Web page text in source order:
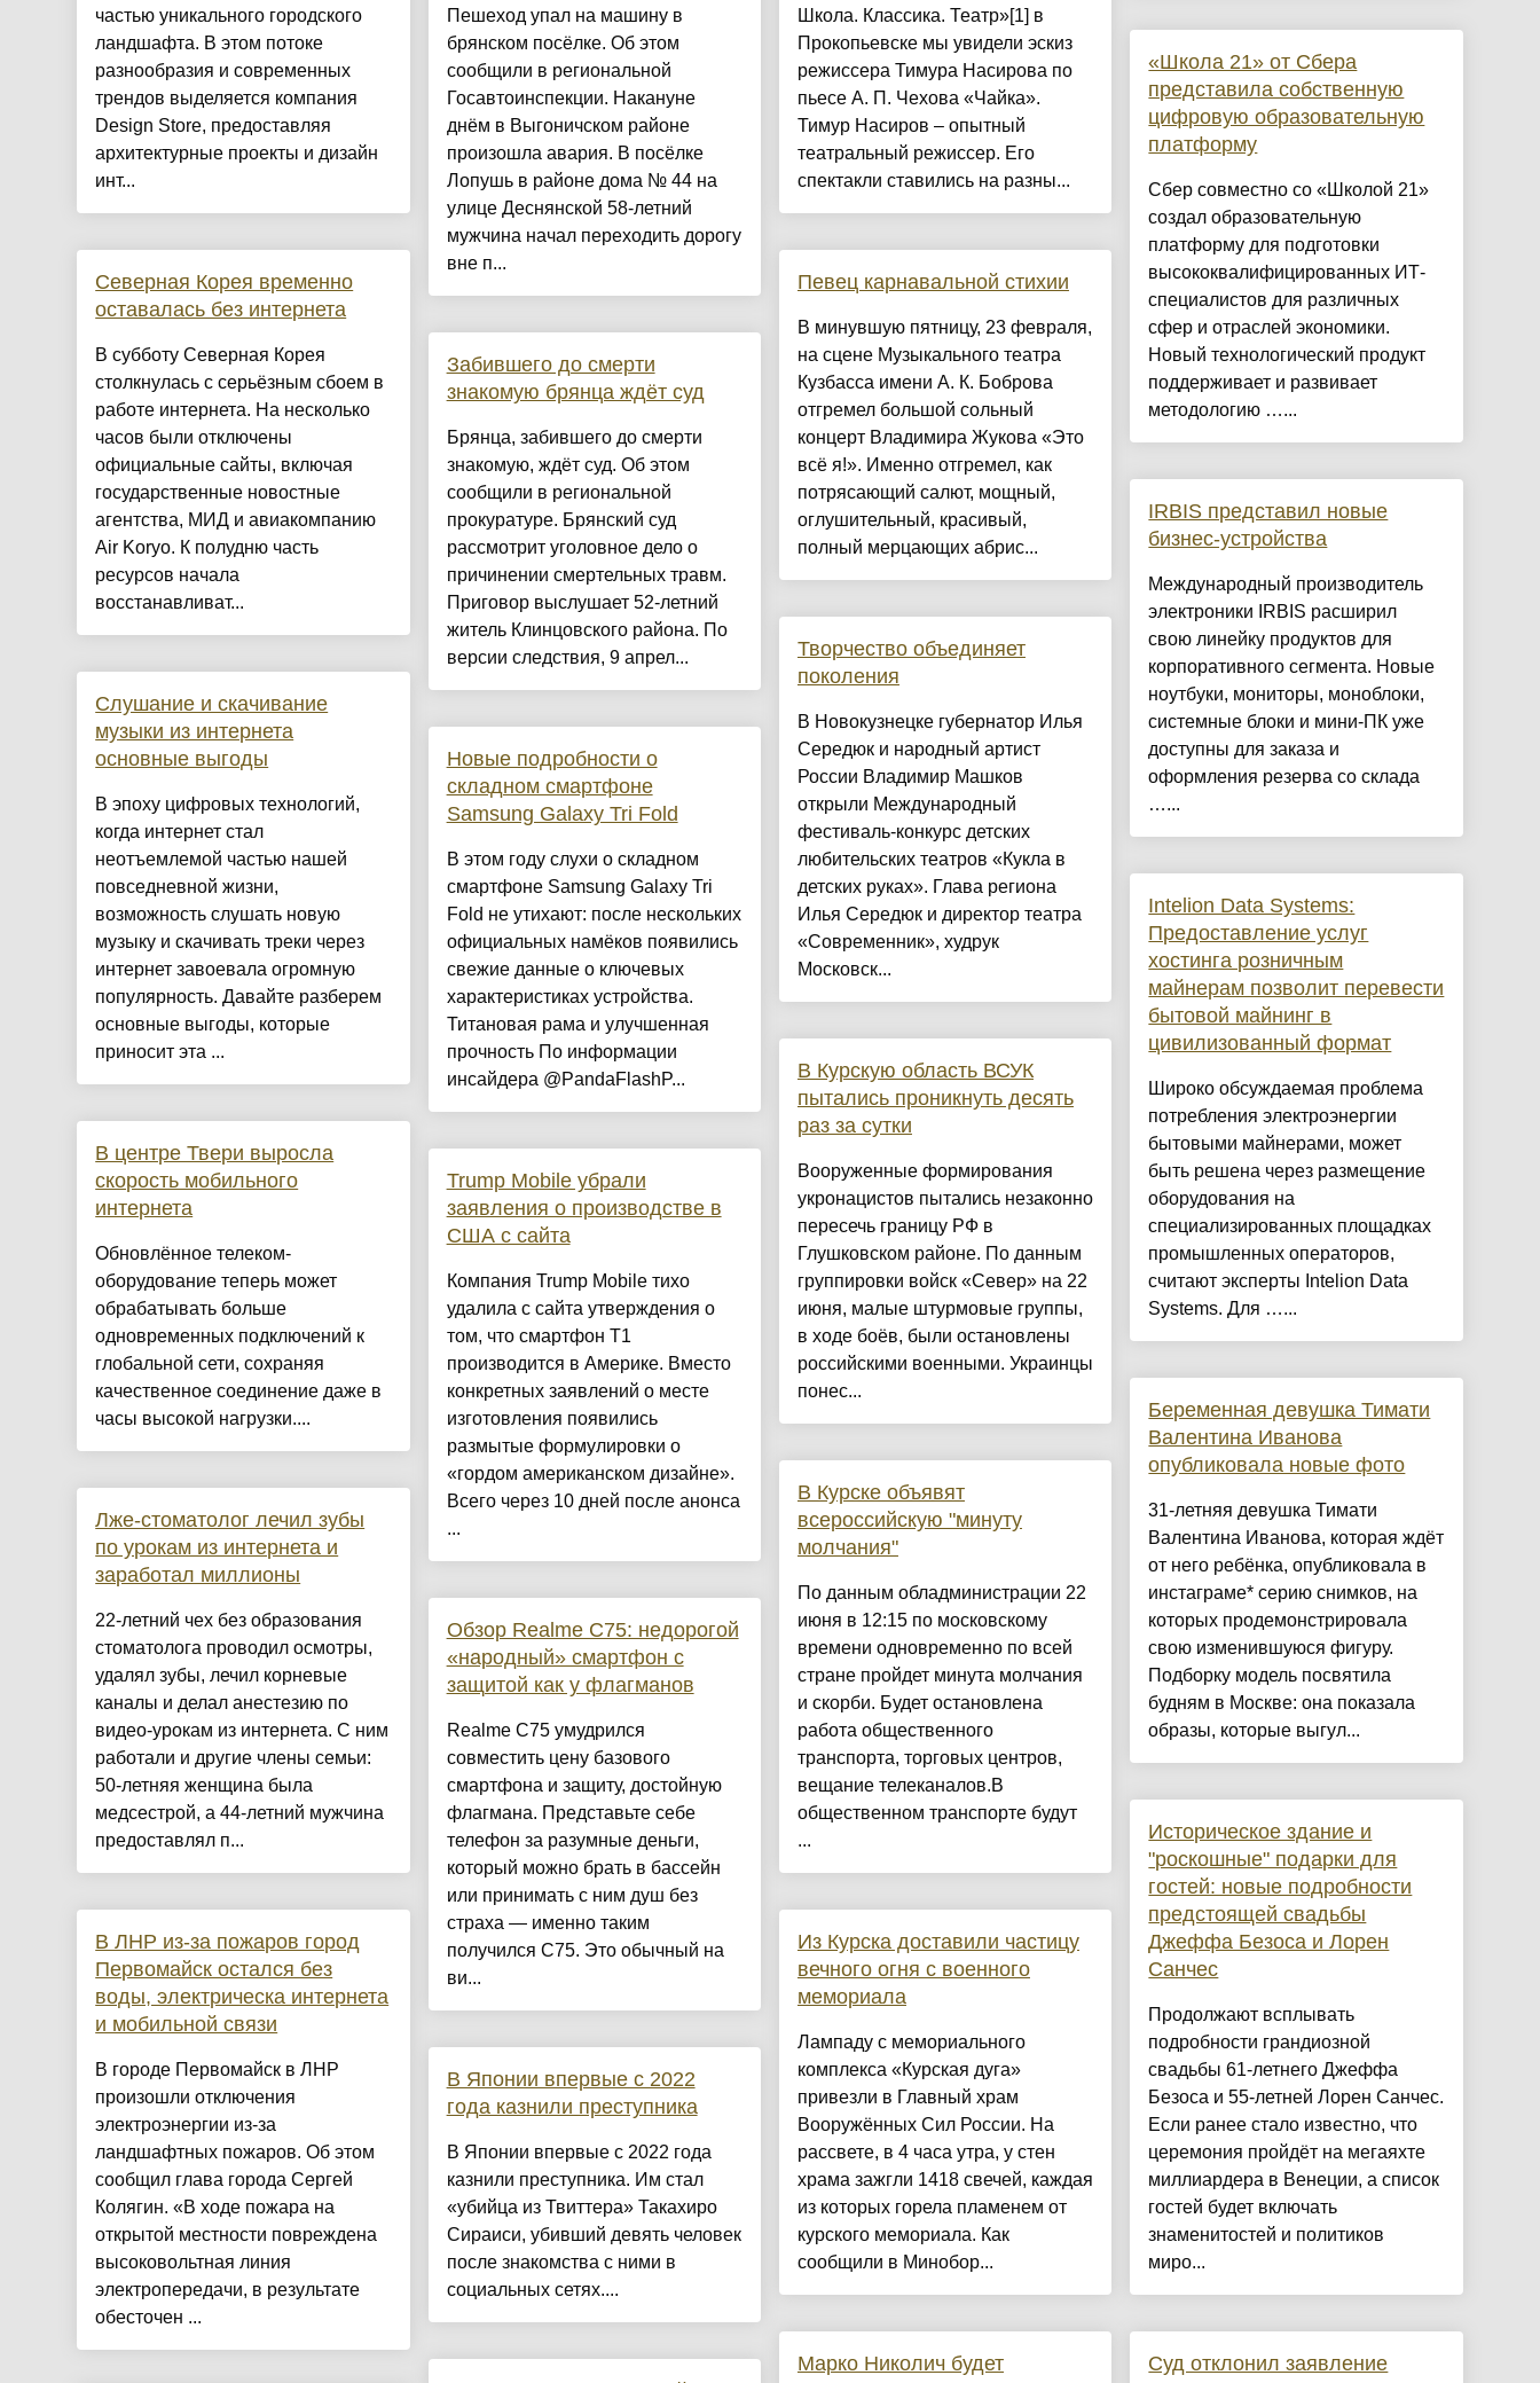
частью уникального городского
ландшафта. В этом потоке
разнообразия и современных
трендов выделяется компания
Design Store, предоставляя
архитектурные проекты и дизайн
инт...
Северная Корея временно
оставалась без интернета
В субботу Северная Корея
столкнулась с серьёзным сбоем в
работе интернета. На несколько
часов были отключены
официальные сайты, включая
государственные новостные
агентства, МИД и авиакомпанию
Air Koryo. К полудню часть
ресурсов начала
восстанавливат...
Слушание и скачивание
музыки из интернета
основные выгоды
В эпоху цифровых технологий,
когда интернет стал
неотъемлемой частью нашей
повседневной жизни,
возможность слушать новую
музыку и скачивать треки через
интернет завоевала огромную
популярность. Давайте разберем
основные выгоды, которые
приносит эта ...
В центре Твери выросла
скорость мобильного
интернета
Обновлённое телеком-
оборудование теперь может
обрабатывать больше
одновременных подключений к
глобальной сети, сохраняя
качественное соединение даже в
часы высокой нагрузки....
Лже-стоматолог лечил зубы
по урокам из интернета и
заработал миллионы
22-летний чех без образования
стоматолога проводил осмотры,
удалял зубы, лечил корневые
каналы и делал анестезию по
видео-урокам из интернета. С ним
работали и другие члены семьи:
50-летняя женщина была
медсестрой, а 44-летний мужчина
предоставлял п...
В ЛНР из-за пожаров город
Первомайск остался без
воды, электрическа интернета
и мобильной связи
В городе Первомайск в ЛНР
произошли отключения
электроэнергии из-за
ландшафтных пожаров. Об этом
сообщил глава города Сергей
Колягин. «В ходе пожара на
открытой местности повреждена
высоковольтная линия
электропередачи, в результате
обесточен ...
Пешеход упал на машину в
брянском посёлке. Об этом
сообщили в региональной
Госавтоинспекции. Накануне
днём в Выгоничском районе
произошла авария. В посёлке
Лопушь в районе дома № 44 на
улице Деснянской 58-летний
мужчина начал переходить дорогу
вне п...
Забившего до смерти
знакомую брянца ждёт суд
Брянца, забившего до смерти
знакомую, ждёт суд. Об этом
сообщили в региональной
прокуратуре. Брянский суд
рассмотрит уголовное дело о
причинении смертельных травм.
Приговор выслушает 52-летний
житель Клинцовского района. По
версии следствия, 9 апрел...
Новые подробности о
складном смартфоне
Samsung Galaxy Tri Fold
В этом году слухи о складном
смартфоне Samsung Galaxy Tri
Fold не утихают: после нескольких
официальных намёков появились
свежие данные о ключевых
характеристиках устройства.
Титановая рама и улучшенная
прочность По информации
инсайдера @PandaFlashP...
Trump Mobile убрали
заявления о производстве в
США с сайта
Компания Trump Mobile тихо
удалила с сайта утверждения о
том, что смартфон T1
производится в Америке. Вместо
конкретных заявлений о месте
изготовления появились
размытые формулировки о
«гордом американском дизайне».
Всего через 10 дней после анонса
...
Обзор Realme C75: недорогой
«народный» смартфон с
защитой как у флагманов
Realme C75 умудрился
совместить цену базового
смартфона и защиту, достойную
флагмана. Представьте себе
телефон за разумные деньги,
который можно брать в бассейн
или принимать с ним душ без
страха — именно таким
получился C75. Это обычный на
ви...
В Японии впервые с 2022
года казнили преступника
В Японии впервые с 2022 года
казнили преступника. Им стал
«убийца из Твиттера» Такахиро
Сираиси, убивший девять человек
после знакомства с ними в
социальных сетях....
Школа. Классика. Театр»[1] в
Прокопьевске мы увидели эскиз
режиссера Тимура Насирова по
пьесе А. П. Чехова «Чайка».
Тимур Насиров – опытный
театральный режиссер. Его
спектакли ставились на разны...
Певец карнавальной стихии
В минувшую пятницу, 23 февраля,
на сцене Музыкального театра
Кузбасса имени А. К. Боброва
отгремел большой сольный
концерт Владимира Жукова «Это
всё я!». Именно отгремел, как
потрясающий салют, мощный,
оглушительный, красивый,
полный мерцающих абрис...
Творчество объединяет
поколения
В Новокузнецке губернатор Илья
Середюк и народный артист
России Владимир Машков
открыли Международный
фестиваль-конкурс детских
любительских театров «Кукла в
детских руках». Глава региона
Илья Середюк и директор театра
«Современник», худрук
Московск...
В Курскую область ВСУК
пытались проникнуть десять
раз за сутки
Вооруженные формирования
укронацистов пытались незаконно
пересечь границу РФ в
Глушковском районе. По данным
группировки войск «Север» на 22
июня, малые штурмовые группы,
в ходе боёв, были остановлены
российскими военными. Украинцы
понес...
В Курске объявят
всероссийскую "минуту
молчания"
По данным обладминистрации 22
июня в 12:15 по московскому
времени одновременно по всей
стране пройдет минута молчания
и скорби. Будет остановлена
работа общественного
транспорта, торговых центров,
вещание телеканалов.В
общественном транспорте будут
...
Из Курска доставили частицу
вечного огня с военного
мемориала
Лампаду с мемориального
комплекса «Курская дуга»
привезли в Главный храм
Вооружённых Сил России. На
рассвете, в 4 часа утра, у стен
храма зажгли 1418 свечей, каждая
из которых горела пламенем от
курского мемориала. Как
сообщили в Минобор...
Марко Николич будет
«Школа 21» от Сбера
представила собственную
цифровую образовательную
платформу
Сбер совместно со «Школой 21»
создал образовательную
платформу для подготовки
высококвалифицированных ИТ-
специалистов для различных
сфер и отраслей экономики.
Новый технологический продукт
поддерживает и развивает
методологию …...
IRBIS представил новые
бизнес-устройства
Международный производитель
электроники IRBIS расширил
свою линейку продуктов для
корпоративного сегмента. Новые
ноутбуки, мониторы, моноблоки,
системные блоки и мини-ПК уже
доступны для заказа и
оформления резерва со склада
…...
Intelion Data Systems:
Предоставление услуг
хостинга розничным
майнерам позволит перевести
бытовой майнинг в
цивилизованный формат
Широко обсуждаемая проблема
потребления электроэнергии
бытовыми майнерами, может
быть решена через размещение
оборудования на
специализированных площадках
промышленных операторов,
считают эксперты Intelion Data
Systems. Для …...
Беременная девушка Тимати
Валентина Иванова
опубликовала новые фото
31-летняя девушка Тимати
Валентина Иванова, которая ждёт
от него ребёнка, опубликовала в
инстаграме* серию снимков, на
которых продемонстрировала
свою изменившуюся фигуру.
Подборку модель посвятила
будням в Москве: она показала
образы, которые выгул...
Историческое здание и
"роскошные" подарки для
гостей: новые подробности
предстоящей свадьбы
Джеффа Безоса и Лорен
Санчес
Продолжают всплывать
подробности грандиозной
свадьбы 61-летнего Джеффа
Безоса и 55-летней Лорен Санчес.
Если ранее стало известно, что
церемония пройдёт на мегаяхте
миллиардера в Венеции, а список
гостей будет включать
знаменитостей и политиков
миро...
Суд отклонил заявление